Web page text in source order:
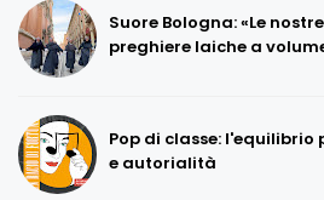
Suore Bologna: «Le
preghiere laiche a
Pop di classe:
e autorialità